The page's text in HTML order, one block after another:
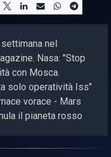
nel
Nasa: "Stop
con Mosca.
solo operatività Iss"
vorace - Mars
il pianeta rosso